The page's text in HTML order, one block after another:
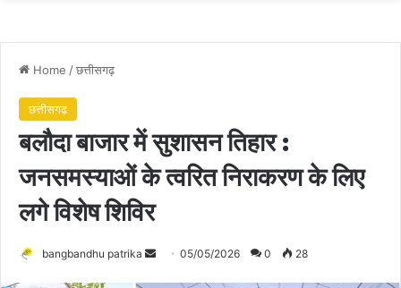
Home /छत्तीसगढ़
छत्तीसगढ़
बलौदा बाजार में सुशासन तिहार :
जनसमस्याओं के त्वरित निराकरण के लिए
लगे विशेष शिविर
bangbandhu patrika
Send05/05/2026 0 28